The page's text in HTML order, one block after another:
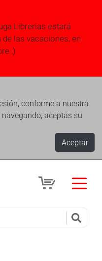
Librerias estará
las vacaciones, en
;)
conforme a nuestra
aceptas su
Aceptar